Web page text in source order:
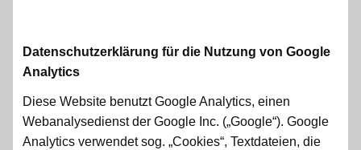
Datenschutzerklärung für die Nutzung von Google
Analytics
Diese Website benutzt Google Analytics, einen
Webanalysedienst der Google Inc. („Google“). Google
Analytics verwendet sog. „Cookies“, Textdateien, die